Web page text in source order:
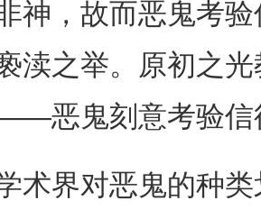
，故而恶鬼考验
渎之举。原初之
恶鬼刻意考验信
界对恶鬼的种类